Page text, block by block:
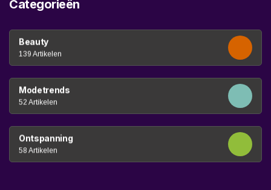
Categorieën
Beauty
139 Artikelen
Modetrends
52 Artikelen
Ontspanning
58 Artikelen